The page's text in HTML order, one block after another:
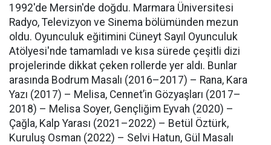
1992'de Mersin'de doğdu. Marmara Üniversitesi
Radyo, Televizyon ve Sinema bölümünden mezun
oldu. Oyunculuk eğitimini Cüneyt Sayıl Oyunculuk
Atölyesi'nde tamamladı ve kısa sürede çeşitli dizi
projelerinde dikkat çeken rollerde yer aldı. Bunlar
arasında Bodrum Masalı (2016–2017) – Rana, Kara
Yazı (2017) – Melisa, Cennet’in Gözyaşları (2017–
2018) – Melisa Soyer, Gençliğim Eyvah (2020) –
Çağla, Kalp Yarası (2021–2022) – Betül Öztürk,
Kuruluş Osman (2022) – Selvi Hatun, Gül Masalı